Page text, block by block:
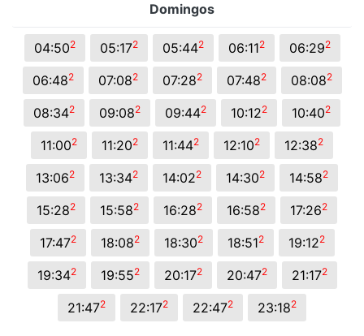
Domingos
04:502 05:172 05:442 06:112 06:292
06:482 07:082 07:282 07:482 08:082
08:342 09:082 09:442 10:122 10:402
11:002 11:202 11:442 12:102 12:382
13:062 13:342 14:022 14:302 14:582
15:282 15:582 16:282 16:582 17:262
17:472 18:082 18:302 18:512 19:122
19:342 19:552 20:172 20:472 21:172
21:472 22:172 22:472 23:182